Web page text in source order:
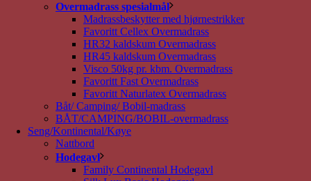
Overmadrass spesialmål
Madrassbeskytter med hjørnestrikker
Favoritt Cellex Overmadrass
HR32 kaldskum Overmadrass
HR45 kaldskum Overmadrass
Visco 50kg pr. kbm. Overmadrass
Favoritt Fast Overmadrass
Favoritt Naturlatex Overmadrass
Båt/ Camping/ Bobil-madrass
BÅT/CAMPING/BOBIL-overmadrass
Seng/Kontinental/Køye
Nattbord
Hodegavl
Family Continental Hodegavl